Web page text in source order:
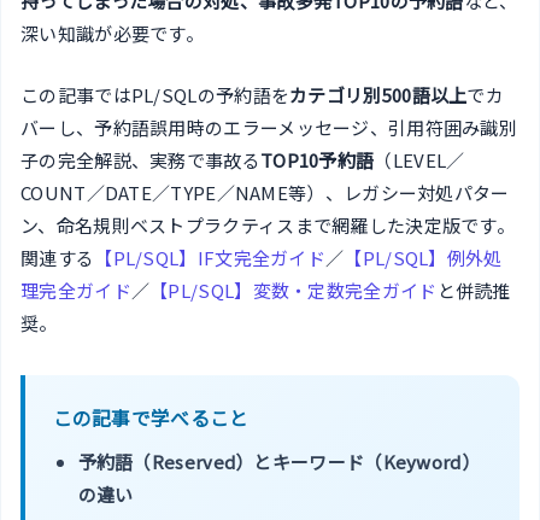
深い知識が必要です。
この記事ではPL/SQLの予約語をカテゴリ別500語以上でカ
バーし、予約語誤用時のエラーメッセージ、引用符囲み識別
子の完全解説、実務で事故るTOP10予約語 （LEVEL／
COUNT／DATE／TYPE／NAME等）、レガシー対処パター
ン、命名規則ベストプラクティスまで網羅した決定版です。
関連する 【PL/SQL】IF文完全ガイド／ 【PL/SQL】例外処
理完全ガイド／ 【PL/SQL】変数・定数完全ガイド と併読推
奨。
この記事で学べること
予約語（Reserved）とキーワード（Keyword）
の違い